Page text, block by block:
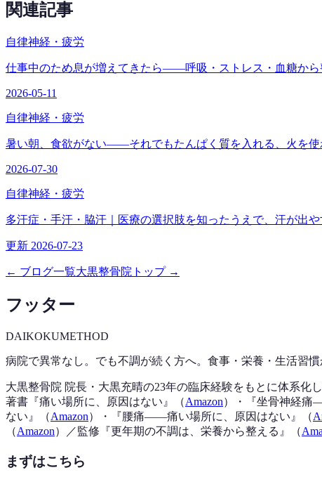
関連記事
自律神経・疲労
仕事中のため息が増えてきたら——呼吸・ストレス・血糖から
2026-05-11
自律神経・疲労
暑い朝、食欲がない——それでもたんぱく質を入れる、火を使
2026-07-30
自律神経・疲労
多汗症・手汗・脇汗｜医療の選択肢を知ったうえで、汗が出
更新 2026-07-23
← ブログ一覧大黒整骨院トップ →
フッター
DAIKOKUMETHOD
病院で異常なし。でも不調が続く方へ。食事・栄養・生活習
大黒整骨院 院長・大黒充晴の23年の臨床経験をもとに体系化し
著書『痛い場所に、原因はない 』（Amazon） ・『坐骨神経痛
ない 』（Amazon） ・『腰痛——痛い場所に、原因はない 』（
（Amazon） ／監修『更年期の不調は、栄養から整える 』（
まずはこちら